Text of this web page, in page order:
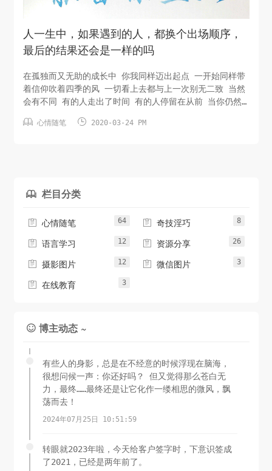
人一生中，如果遇到的人，都换个出场顺序，
最后的结果还会是一样的吗
在孤独而又无助的成长中 你我同样迈出起点 一开始同样带
着信仰吹着四季的风 一切看上去都与上一次别无二致 当然
会有不同 有的人走出了时间 有的人停留在从前 当你仍然
越是平静，越是跌宕 守望无法守望的未来
 心情随笔  2020-03-24 PM
 栏目分类
 心情随笔 64  奇技淫巧 8
 语言学习 12  资源分享 26
 摄影图片 12  微信图片 3
 在线教育 3
 博主动态 ~
有些人的身影，总是在不经意的时候浮现在脑海，
很想问候一声：你还好吗？ 但又觉得那么苍白无
力，最终……最终还是让它化作一缕相思的微风，飘
荡而去！
2024年07月25日 10:51:59
转眼就2023年啦，今天给客户签字时，下意识签成
了2021，已经是两年前了。